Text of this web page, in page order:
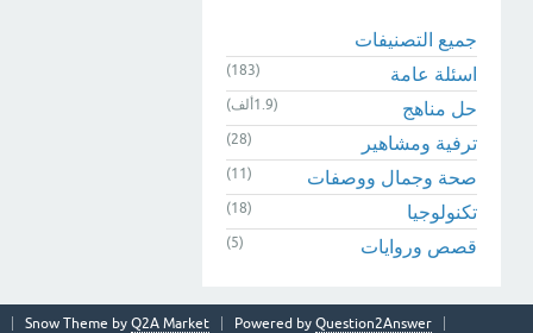
جميع التصنيفات
اسئلة عامة
(183)
حل مناهج (1.9ألف)
ترفية ومشاهير (28)
صحة وجمال ووصفات (11)
تكنولوجيا (18)
قصص وروايات (5)
Snow Theme by Q2A Market Powered by Question2Answer